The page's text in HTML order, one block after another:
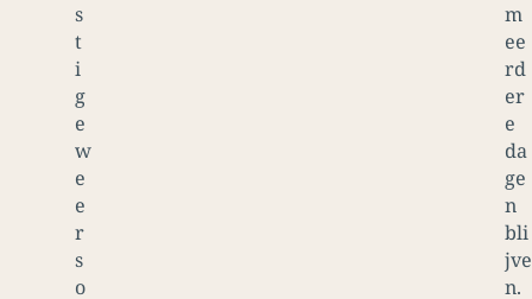
s
t
i
g
e
w
e
e
r
s
o
m
ee
rd
er
e
da
ge
n
bli
jve
n.